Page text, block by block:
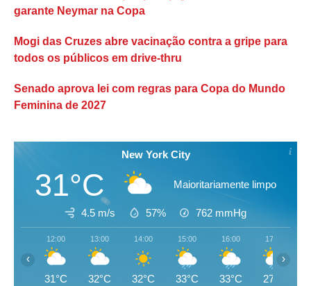
garante Neymar na Copa
Mogi das Cruzes abre vacinação contra a gripe para
todos os públicos em drive-thru
Senado aprova lei com regras para Copa do Mundo
Feminina de 2027
New York City
31°C Maioritariamente limpo
4.5 m/s 57% 762 mmHg
12:00
31°C
13:00
32°C
14:00
32°C
15:00
33°C
16:00
33°C
17:00
27°C
‹ ›